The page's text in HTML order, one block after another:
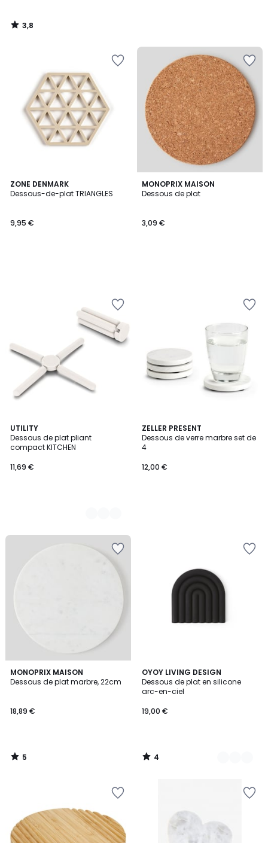
notre
programme
place
3,8
/
ZONE DENMARK
Dessous-de-plat TRIANGLES
9,95 €
MONOPRIX MAISON
Dessous de plat
3,09 €
UTILITY
Dessous de plat pliant
compact KITCHEN
11,69 €
4
Couleurs
ZELLER PRESENT
Dessous de verre marbre set de
4
12,00 €
MONOPRIX MAISON
Dessous de plat marbre, 22cm
18,89 €
5
/
5
/
OYOY LIVING DESIGN
Dessous de plat en silicone
arc-en-ciel
19,00 €
4
/
5
4
Couleurs
4
/